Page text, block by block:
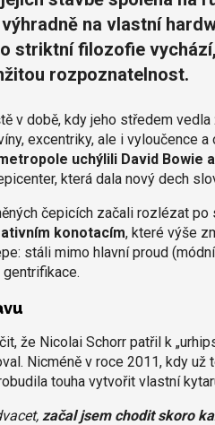
na vlastní
striktní filozofie
rozpoznatelnost.
v době, kdy jeho středem
excentriky, ale i vyloučence
uchýlili David Bowie
která dala nový dech
čepicích začali rozlézat po
konotacím, které výše
stáli mimo hlavní proud
že Nicolai Schorr patřil k
Nicméně v roce 2011, kdy
touha vytvořit vlastní
začal jsem chodit skoro